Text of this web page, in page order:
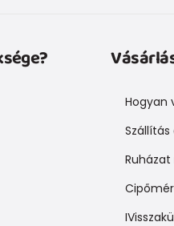
Hogyan